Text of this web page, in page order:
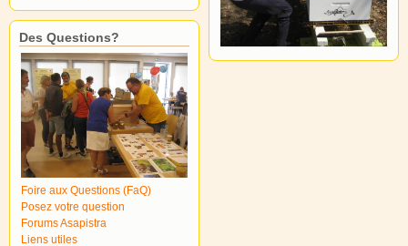
Des Questions?
Foire aux Questions (FaQ)
Posez votre question
Forums Asapistra
Liens utiles